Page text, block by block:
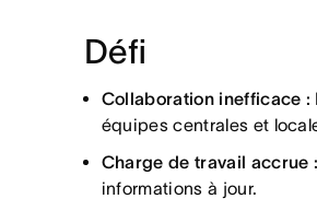
Défi
Collaboration inefficace :
équipes centrales et
Charge de travail accrue :
informations à jour.